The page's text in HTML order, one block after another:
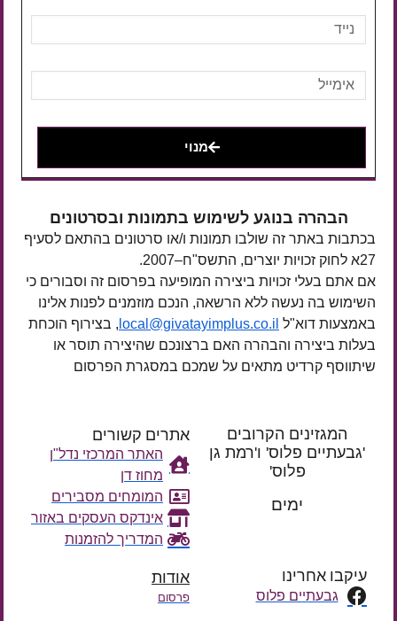
מנוי
הבהרה בנוגע לשימוש בתמונות ובסרטונים
בכתבות באתר זה שולבו תמונות ו/או סרטונים בהתאם לסעיף
27א לחוק זכויות יוצרים, התשס"ח–2007.
אם אתם בעלי זכויות ביצירה המופיעה בפרסום זה וסבורים כי
השימוש בה נעשה ללא הרשאה, הנכם מוזמנים לפנות אלינו
באמצעות דוא"ל local@givatayimplus.co.il , בצירוף הוכחת
בעלות ביצירה והבהרה האם ברצונכם שהיצירה תוסר או
שיתווסף קרדיט מתאים על שמכם במסגרת הפרסום
המגזינים הקרובים
'גבעתיים פלוס' ו'רמת גן
פלוס'
ימים
אתרים קשורים
האתר המרכזי נדל"ן
מחוז דן
המומחים מסבירים
אינדקס העסקים באזור
המדריך להזמנות
עיקבו אחרינו
גבעתיים פלוס
אודות
פרסום